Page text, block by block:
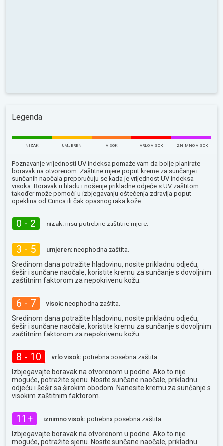
Legenda
NIZAK UMJEREN VISOK VRLO VISOK IZNIMNO VISOK
Poznavanje vrijednosti UV indeksa pomaže vam da bolje planirate
boravak na otvorenom. Zaštitne mjere poput kreme za sunčanje i
sunčanih naočala preporučuju se kada je vrijednost UV indeksa
visoka. Boravak u hladu i nošenje prikladne odjeće s UV zaštitom
također može pomoći u izbjegavanju oštećenja zdravlja poput
opeklina od Сunca ili čak opasnog raka kože.
0 - 2 nizak: nisu potrebne zaštitne mjere.
3 - 5 umjeren: neophodna zaštita.
Sredinom dana potražite hladovinu, nosite prikladnu odjeću,
šešir i sunčane naočale, koristite kremu za sunčanje s dovoljnim
zaštitnim faktorom za nepokrivenu kožu.
6 - 7 visok: neophodna zaštita.
Sredinom dana potražite hladovinu, nosite prikladnu odjeću,
šešir i sunčane naočale, koristite kremu za sunčanje s dovoljnim
zaštitnim faktorom za nepokrivenu kožu.
8 - 10 vrlo visok: potrebna posebna zaštita.
Izbjegavajte boravak na otvorenom u podne. Ako to nije
moguće, potražite sjenu. Nosite sunčane naočale, prikladnu
odjeću i šešir sa širokim obodom. Nanesite kremu za sunčanje s
visokim zaštitnim faktorom.
11+ iznimno visok: potrebna posebna zaštita.
Izbjegavajte boravak na otvorenom u podne. Ako to nije
moguće, potražite sjenu. Nosite sunčane naočale, prikladnu